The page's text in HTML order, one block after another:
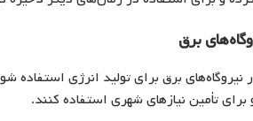
برق برای تولید انرژی استفاده
تأمین نیازهای شهری استفاده کنند.